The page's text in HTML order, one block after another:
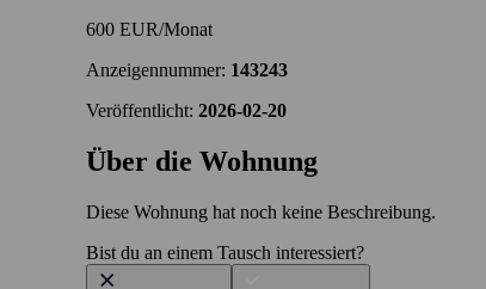
600 EUR/Monat
Anzeigennummer: 143243
Veröffentlicht: 2026-02-20
Über die Wohnung
Diese Wohnung hat noch keine Beschreibung.
Bist du an einem Tausch interessiert?